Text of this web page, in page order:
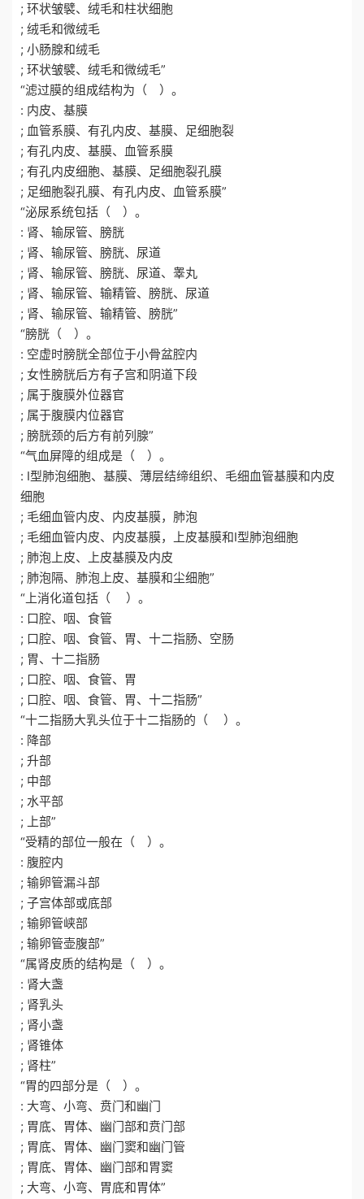
; 环状皱襞、绒毛和柱状细胞
; 绒毛和微绒毛
; 小肠腺和绒毛
; 环状皱襞、绒毛和微绒毛”
“滤过膜的组成结构为（ ）。
: 内皮、基膜
; 血管系膜、有孔内皮、基膜、足细胞裂
; 有孔内皮、基膜、血管系膜
; 有孔内皮细胞、基膜、足细胞裂孔膜
; 足细胞裂孔膜、有孔内皮、血管系膜”
“泌尿系统包括（ ）。
: 肾、输尿管、膀胱
; 肾、输尿管、膀胱、尿道
; 肾、输尿管、膀胱、尿道、睾丸
; 肾、输尿管、输精管、膀胱、尿道
; 肾、输尿管、输精管、膀胱”
“膀胱（ ）。
: 空虚时膀胱全部位于小骨盆腔内
; 女性膀胱后方有子宫和阴道下段
; 属于腹膜外位器官
; 属于腹膜内位器官
; 膀胱颈的后方有前列腺”
“气血屏障的组成是（ ）。
: Ⅰ型肺泡细胞、基膜、薄层结缔组织、毛细血管基膜和内皮
细胞
; 毛细血管内皮、内皮基膜，肺泡
; 毛细血管内皮、内皮基膜，上皮基膜和Ⅰ型肺泡细胞
; 肺泡上皮、上皮基膜及内皮
; 肺泡隔、肺泡上皮、基膜和尘细胞”
“上消化道包括（ ）。
: 口腔、咽、食管
; 口腔、咽、食管、胃、十二指肠、空肠
; 胃、十二指肠
; 口腔、咽、食管、胃
; 口腔、咽、食管、胃、十二指肠”
“十二指肠大乳头位于十二指肠的（ ）。
: 降部
; 升部
; 中部
; 水平部
; 上部”
“受精的部位一般在（ ）。
: 腹腔内
; 输卵管漏斗部
; 子宫体部或底部
; 输卵管峡部
; 输卵管壶腹部”
“属肾皮质的结构是（ ）。
: 肾大盏
; 肾乳头
; 肾小盏
; 肾锥体
; 肾柱”
“胃的四部分是（ ）。
: 大弯、小弯、贲门和幽门
; 胃底、胃体、幽门部和贲门部
; 胃底、胃体、幽门窦和幽门管
; 胃底、胃体、幽门部和胃窦
; 大弯、小弯、胃底和胃体”